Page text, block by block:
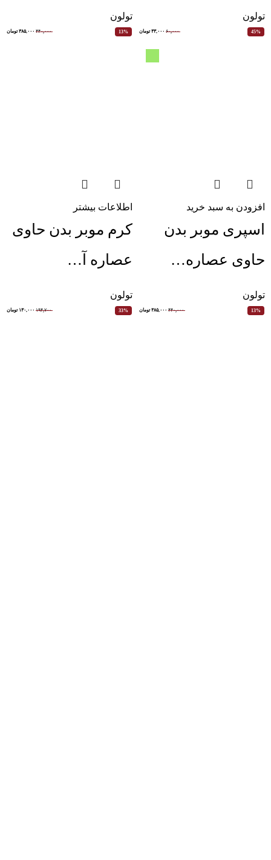
تولون
45% ۶۰,۰۰۰ ۳۳,۰۰۰ تومان
تولون
13% ۴۴۰,۰۰۰ ۳۸۵,۰۰۰ تومان
افزودن به سبد خرید
اسپری موبر بدن
حاوی عصاره…
تولون
13% ۴۴۰,۰۰۰ ۳۸۵,۰۰۰ تومان
اطلاعات بیشتر
کرم موبر بدن حاوی
عصاره آ…
تولون
33% ۱۹۴,۷۰۰ ۱۳۰,۰۰۰ تومان